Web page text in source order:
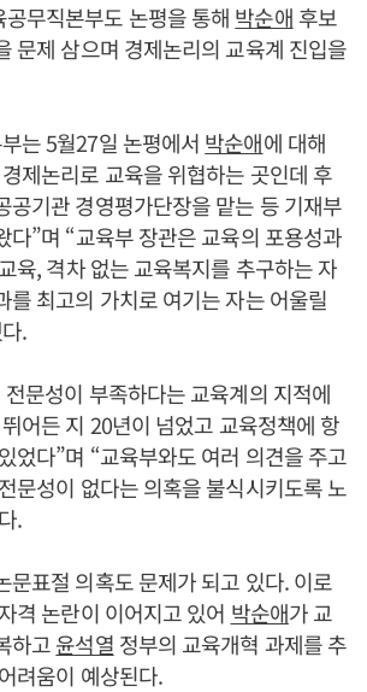
무직본부도 논평을 통해 박순애 후보
문제 삼으며 경제논리의 교육계 진입을
는 5월27일 논평에서 박순애에 대해
제논리로 교육을 위협하는 곳인데 후
공기관 경영평가단장을 맡는 등 기재부
다”며 “교육부 장관은 교육의 포용성과
육, 격차 없는 교육복지를 추구하는 자
를 최고의 가치로 여기는 자는 어울릴
.
문성이 부족하다는 교육계의 지적에
어든 지 20년이 넘었고 교육정책에 항
었다”며 “교육부와도 여러 의견을 주고
문성이 없다는 의혹을 불식시키도록 노
.
문표절 의혹도 문제가 되고 있다. 이로
격 논란이 이어지고 있어 박순애가 교
하고윤석열 정부의 교육개혁 과제를 추
려움이 예상된다.